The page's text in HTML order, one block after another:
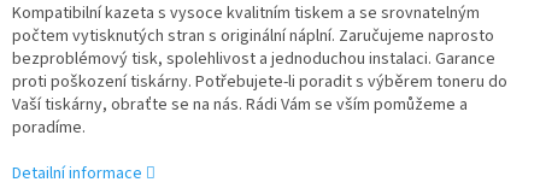
Kompatibilní kazeta s vysoce kvalitním tiskem a se srovnatelným
počtem vytisknutých stran s originální náplní. Zaručujeme naprosto
bezproblémový tisk, spolehlivost a jednoduchou instalaci. Garance
proti poškození tiskárny. Potřebujete-li poradit s výběrem toneru do
Vaší tiskárny, obraťte se na nás. Rádi Vám se vším pomůžeme a
poradíme.
Detailní informace